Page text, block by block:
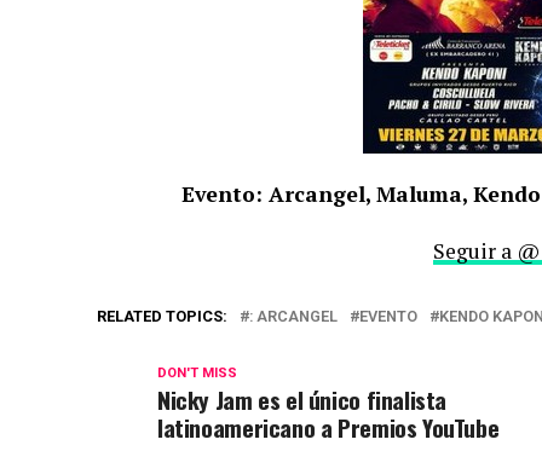
Evento: Arcangel, Maluma,
Seguir a
RELATED TOPICS: : ARCANGEL EVENTO KENDO
DON'T MISS
Nicky Jam es el único finalista
latinoamericano a Premios YouTube